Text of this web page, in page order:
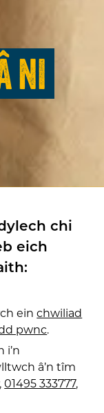
NI
chi
eich
einchwiliad
pwnc.
i’n
â’n tîm
01495 333777,